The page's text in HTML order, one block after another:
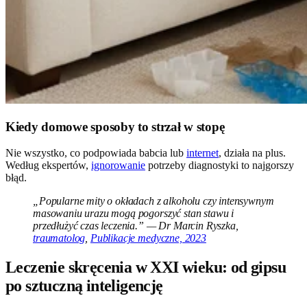
Kiedy domowe sposoby to strzał w stopę
Nie wszystko, co podpowiada babcia lub internet, działa na plus.
Według ekspertów, ignorowanie potrzeby diagnostyki to najgorszy
błąd.
„Popularne mity o okładach z alkoholu czy intensywnym
masowaniu urazu mogą pogorszyć stan stawu i
przedłużyć czas leczenia.” — Dr Marcin Ryszka,
traumatolog, Publikacje medyczne, 2023
Leczenie skręcenia w XXI wieku: od gipsu
po sztuczną inteligencję